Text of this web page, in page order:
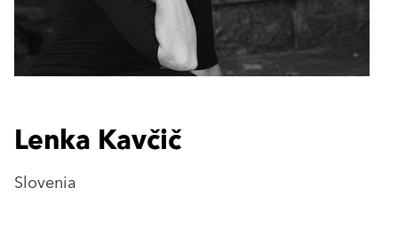
Lenka Kavčič
Slovenia